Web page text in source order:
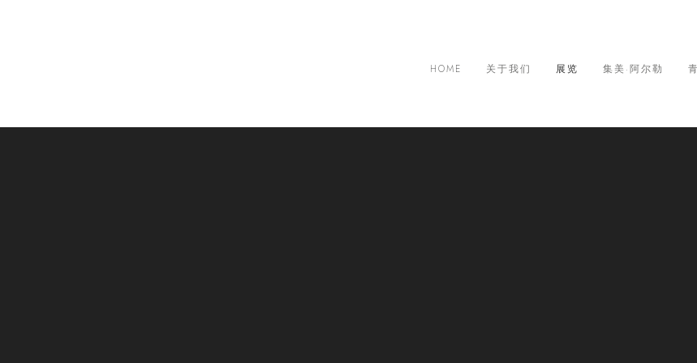
HOME 关于我们 展览 集美·阿尔勒